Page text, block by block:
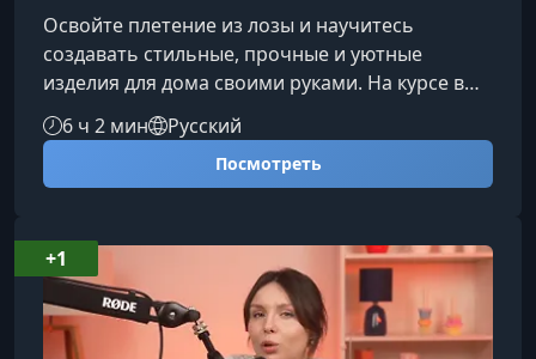
Освойте плетение из лозы и научитесь
создавать стильные, прочные и уютные
изделия для дома своими руками. На курсе вы
разберётесь, как подготовить бумажную лозу,
изготовить и окрасить трубочки, работать с
формами, укреплять изделия и доводить
каждую деталь до аккуратного результата. Это
превратить простые материалы в красивый
декор и полезные интерьерные вещи.Кому
подойдёт курсНовичкам, которые хотят с нуля
6 ч 2 мин Русский
Посмотреть
+1